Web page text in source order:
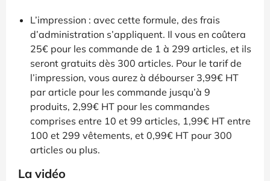
L’impression : avec cette formule, des frais
d’administration s’appliquent. Il vous en coûtera
25€ pour les commande de 1 à 299 articles, et ils
seront gratuits dès 300 articles. Pour le tarif de
l’impression, vous aurez à débourser 3,99€ HT
par article pour les commande jusqu’à 9
produits, 2,99€ HT pour les commandes
comprises entre 10 et 99 articles, 1,99€ HT entre
100 et 299 vêtements, et 0,99€ HT pour 300
articles ou plus.
La vidéo